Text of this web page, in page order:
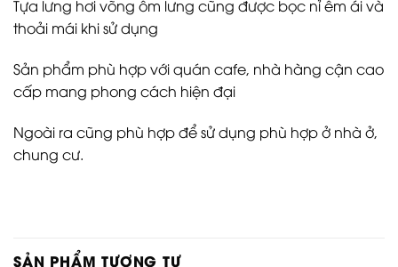
Tựa lưng hơi võng ôm lưng cũng được bọc nỉ êm ái và
thoải mái khi sử dụng
Sản phẩm phù hợp với quán cafe, nhà hàng cận cao
cấp mang phong cách hiện đại
Ngoài ra cũng phù hợp để sử dụng phù hợp ở nhà ở,
chung cư.
SẢN PHẨM TƯƠNG TỰ